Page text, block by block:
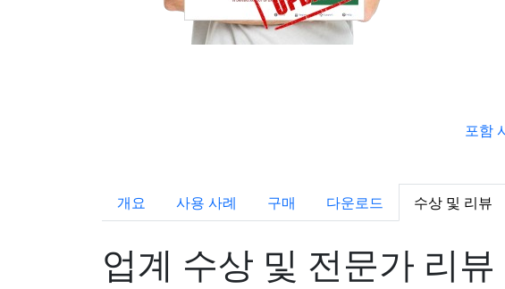
포함
개요 사용 사례 구매 다운로드 수상 및 리뷰
업계 수상 및 전문가 리뷰